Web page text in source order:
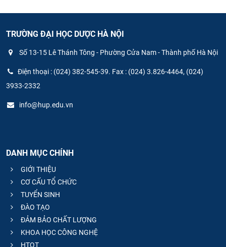
TRƯỜNG ĐẠI HỌC DƯỢC HÀ NỘI
Số 13-15 Lê Thánh Tông - Phường Cửa Nam - Thành phố Hà Nội
Điện thoại : (024) 382-545-39. Fax : (024) 3.826-4464, (024)
3933-2332
info@hup.edu.vn
DANH MỤC CHÍNH
GIỚI THIỆU
CƠ CẤU TỔ CHỨC
TUYỂN SINH
ĐÀO TẠO
ĐẢM BẢO CHẤT LƯỢNG
KHOA HỌC CÔNG NGHỆ
HTQT